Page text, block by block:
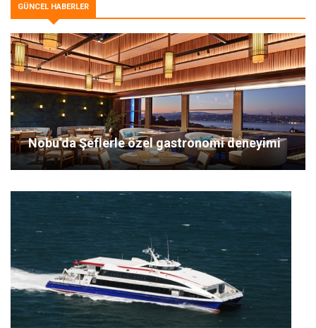
GÜNCEL HABERLER
Nobu’da Şeflerle özel gastronomi deneyimi